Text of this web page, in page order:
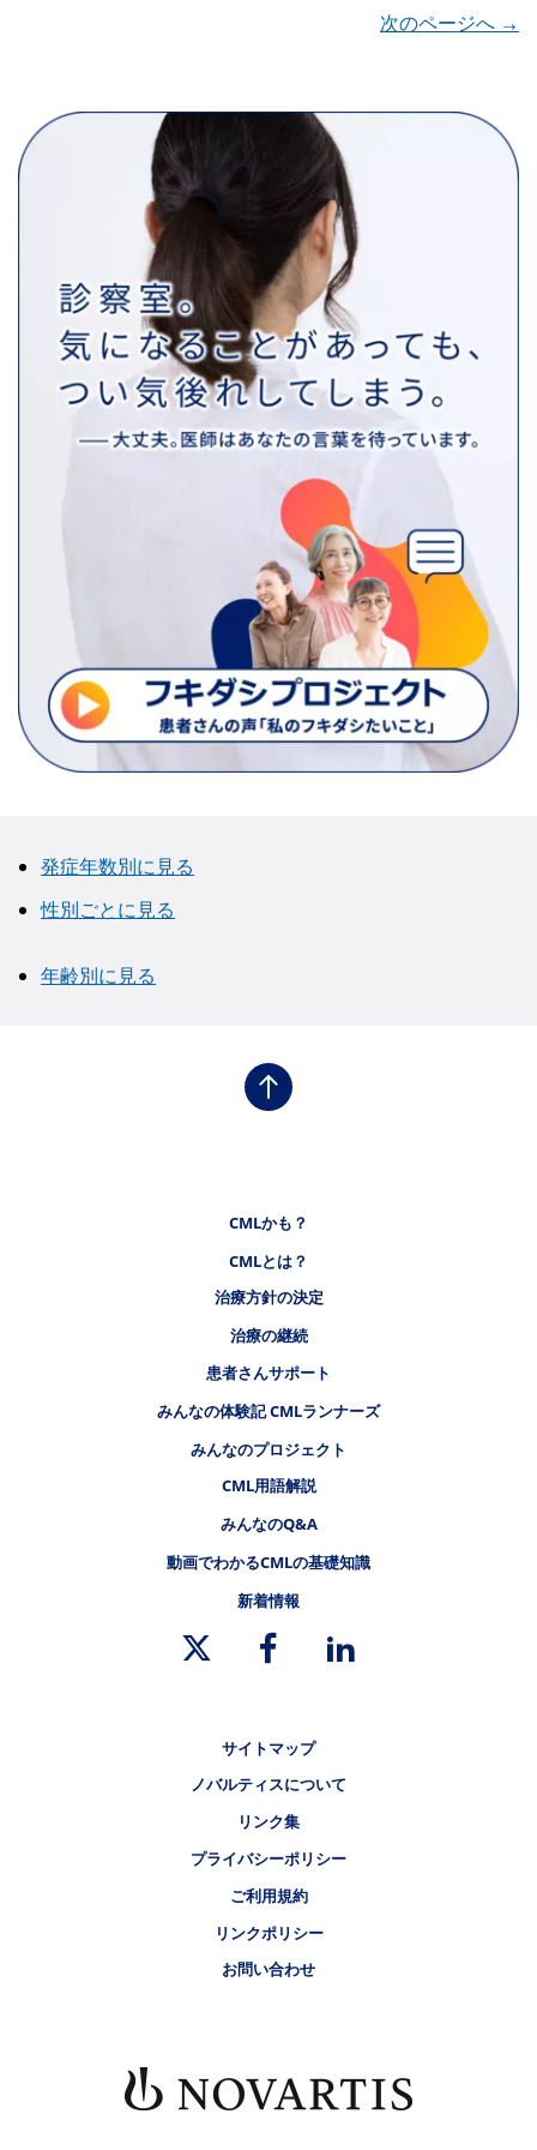
次のページへ →
発症年数別に見る
性別ごとに見る
年齢別に見る
CMLかも？
CMLとは？
治療方針の決定
治療の継続
患者さんサポート
みんなの体験記 CMLランナーズ
みんなのプロジェクト
CML用語解説
みんなのQ&A
動画でわかるCMLの基礎知識
新着情報
サイトマップ
ノバルティスについて
リンク集
プライバシーポリシー
ご利用規約
リンクポリシー
お問い合わせ